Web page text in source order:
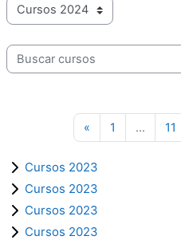
Categorías
Buscar cursos
«Página anterior
1 Página 1
… 11
Cursos 2023
Cursos 2023
Cursos 2023
Cursos 2023